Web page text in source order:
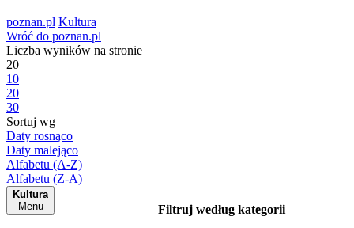
poznan.pl Kultura
Wróć do poznan.pl
Liczba wyników na stronie
20
10
20
30
Sortuj wg
Daty rosnąco
Daty malejąco
Alfabetu (A-Z)
Alfabetu (Z-A)
Kultura
Menu
Filtruj według kategorii